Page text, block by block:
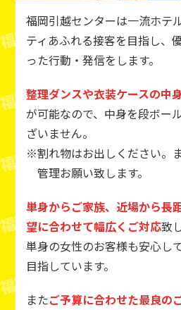
福岡引越センターは一流ホテ
ティあふれる接客を目指し、
った行動・発信をします。
整理ダンスや衣装ケースの中
が可能なので、中身を段ボー
ざいません。
割れ物はお出しください。
管理お願い致します。
単身からご家族、近場から長
望に合わせて幅広くご対応致
単身の女性のお客様も安心し
目指しています。
またご予算に合わせた最良の